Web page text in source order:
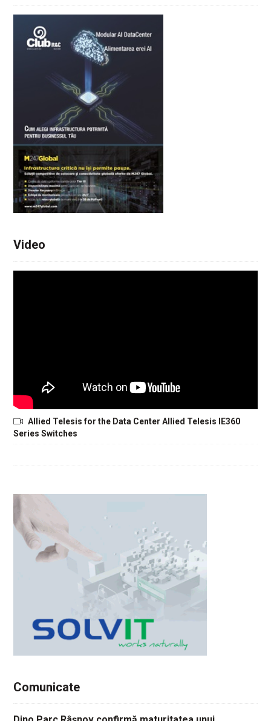
Video
Allied Telesis for the Data Center Allied Telesis IE360
Series Switches
Comunicate